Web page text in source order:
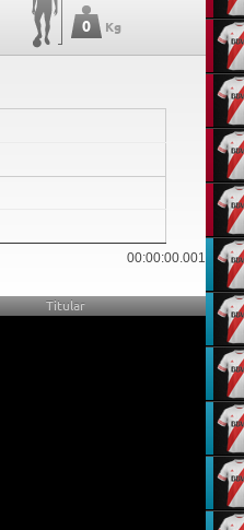
0 Kg
00:00:00.001
Titular